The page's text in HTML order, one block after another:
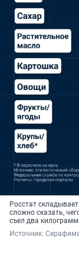
Росстат
сложно сказать,
съел два
Источник: